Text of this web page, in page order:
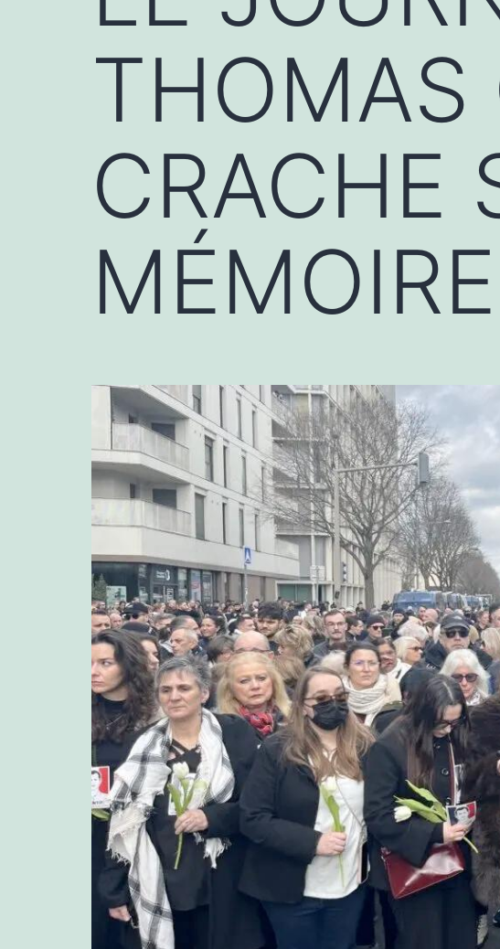
THOMAS
CRACHE